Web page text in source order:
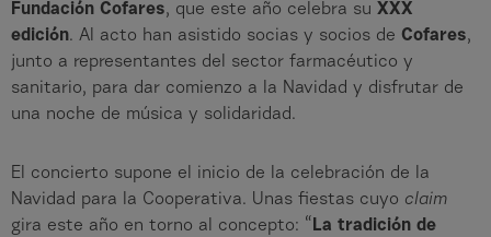
Fundación Cofares, que este año celebra su XXX
edición. Al acto han asistido socias y socios de Cofares,
junto a representantes del sector farmacéutico y
sanitario, para dar comienzo a la Navidad y disfrutar de
una noche de música y solidaridad.
El concierto supone el inicio de la celebración de la
Navidad para la Cooperativa. Unas fiestas cuyo claim
gira este año en torno al concepto: “La tradición de